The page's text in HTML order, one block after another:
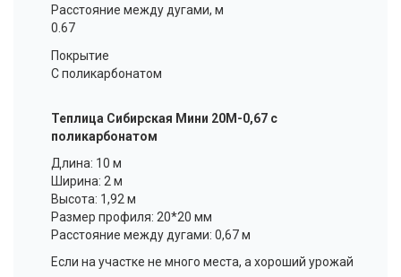
Расстояние между дугами, м
0.67
Покрытие
С поликарбонатом
Теплица Сибирская Мини 20М-0,67 с
поликарбонатом
Длина: 10 м
Ширина: 2 м
Высота: 1,92 м
Размер профиля: 20*20 мм
Расстояние между дугами: 0,67 м
Если на участке не много места, а хороший урожай